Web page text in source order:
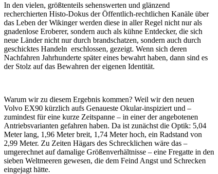
In den vielen, größtenteils sehenswerten und glänzend
recherchierten Histo-Dokus der Öffentlich-rechtlichen Kanäle über
das Leben der Wikinger werden diese in aller Regel nicht nur als
gnadenlose Eroberer, sondern auch als kühne Entdecker, die sich
neue Länder nicht nur durch brandschatzen, sondern auch durch
geschicktes Handeln erschlossen, gezeigt. Wenn sich deren
Nachfahren Jahrhunderte später eines bewahrt haben, dann sind es
der Stolz auf das Bewahren der eigenen Identität.
Warum wir zu diesem Ergebnis kommen? Weil wir den neuen
Volvo EX90 kürzlich aufs Genaueste Okular-inspiziert und –
zumindest für eine kurze Zeitspanne – in einer der angebotenen
Antriebsvarianten gefahren haben. Da ist zunächst die Optik: 5,04
Meter lang, 1,96 Meter breit, 1,74 Meter hoch, ein Radstand von
2,99 Meter. Zu Zeiten Hägars des Schrecklichen wäre das –
umgerechnet auf damalige Größenverhältnisse – eine Fregatte in den
sieben Weltmeeren gewesen, die dem Feind Angst und Schrecken
eingejagt hätte.